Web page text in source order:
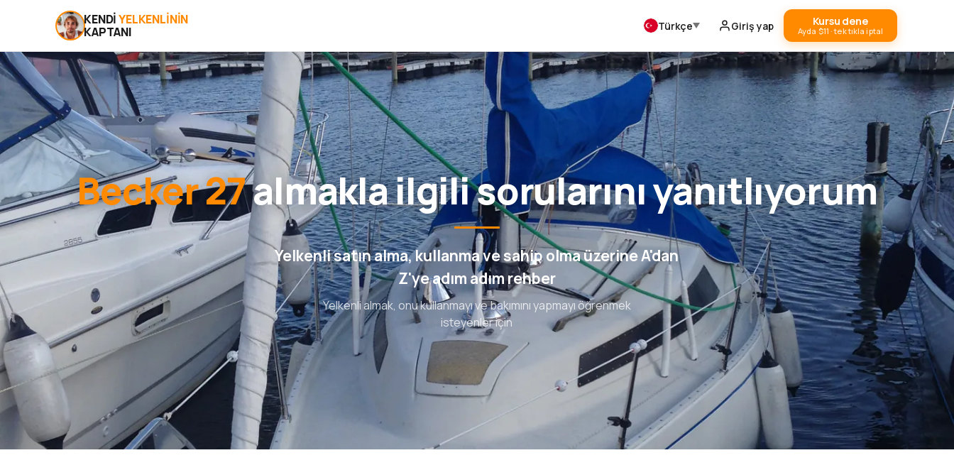
KENDIYELKENLININ
KAPTANI
Türkçe Giriş yap Kursu dene
Ayda $11 · tek tıkla iptal
Becker 27almakla ilgili sorularını yanıtlıyorum
Yelkenli satın alma, kullanma ve sahip olma üzerine A'dan
Z'ye adım adım rehber
Yelkenli almak, onu kullanmayı ve bakımını yapmayı öğrenmek
isteyenler için